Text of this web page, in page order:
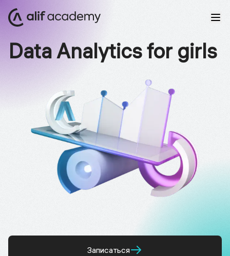
Data Analytics for girls
Записаться